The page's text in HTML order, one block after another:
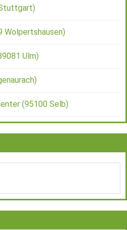
Wolpertshausen)
Ulm)
(95100 Selb)